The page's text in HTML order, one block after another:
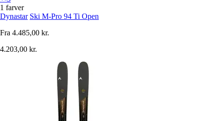
1 farver
Dynastar Ski M-Pro 94 Ti Open
Fra 4.485,00 kr.
4.203,00 kr.